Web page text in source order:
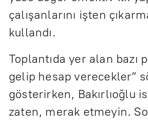
çalışanlarını işten
kullandı.
Toplantıda yer alan bazı
gelip hesap verecekler”
gösterirken, Bakırlıoğlu
zaten, merak etmeyin.